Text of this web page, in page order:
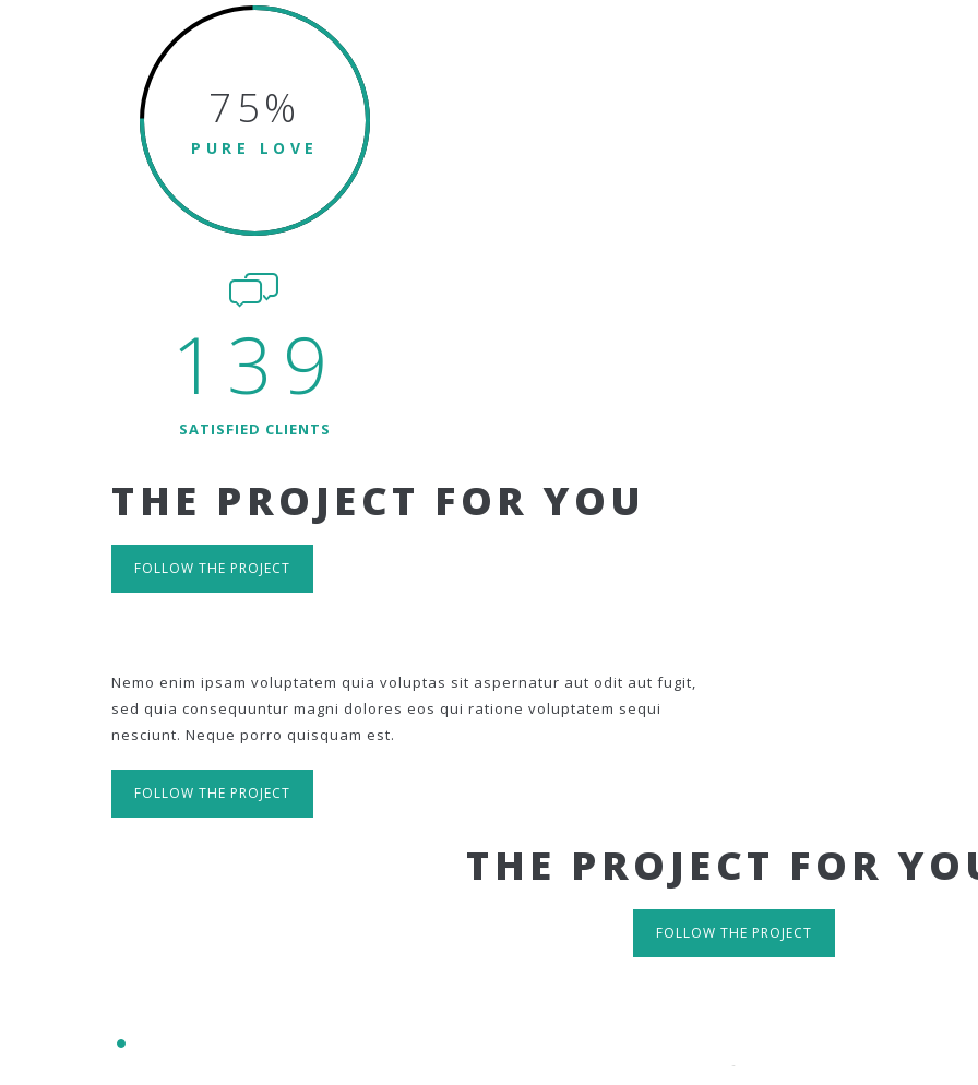
75%
PURE LOVE
139
SATISFIED CLIENTS
THE PROJECT FOR YOU
FOLLOW THE PROJECT
Nemo enim ipsam voluptatem quia voluptas sit aspernatur aut odit aut fugit,
sed quia consequuntur magni dolores eos qui ratione voluptatem sequi
nesciunt. Neque porro quisquam est.
FOLLOW THE PROJECT
THE PROJECT FOR
FOLLOW THE PROJECT